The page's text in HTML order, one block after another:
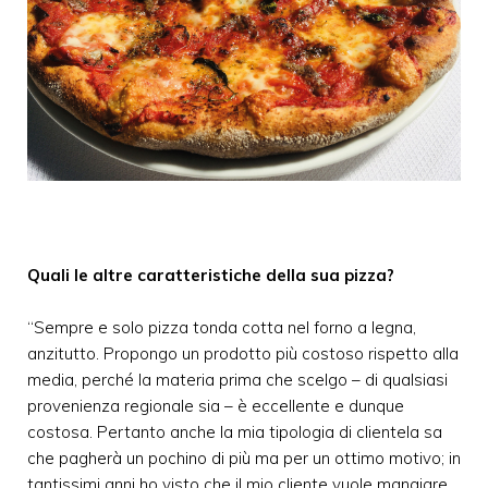
Quali le altre caratteristiche della sua pizza?
“Sempre e solo pizza tonda cotta nel forno a legna,
anzitutto. Propongo un prodotto più costoso rispetto alla
media, perché la materia prima che scelgo – di qualsiasi
provenienza regionale sia – è eccellente e dunque
costosa. Pertanto anche la mia tipologia di clientela sa
che pagherà un pochino di più ma per un ottimo motivo; in